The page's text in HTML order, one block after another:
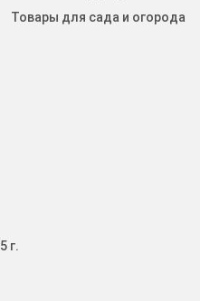
г.
Товары для сада и огорода